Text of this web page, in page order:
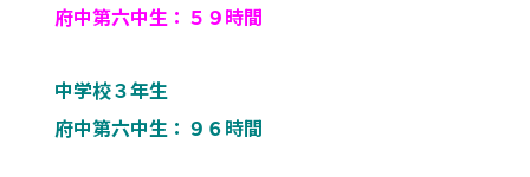
府中第六中生：５９時間
中学校３年生
府中第六中生：９６時間